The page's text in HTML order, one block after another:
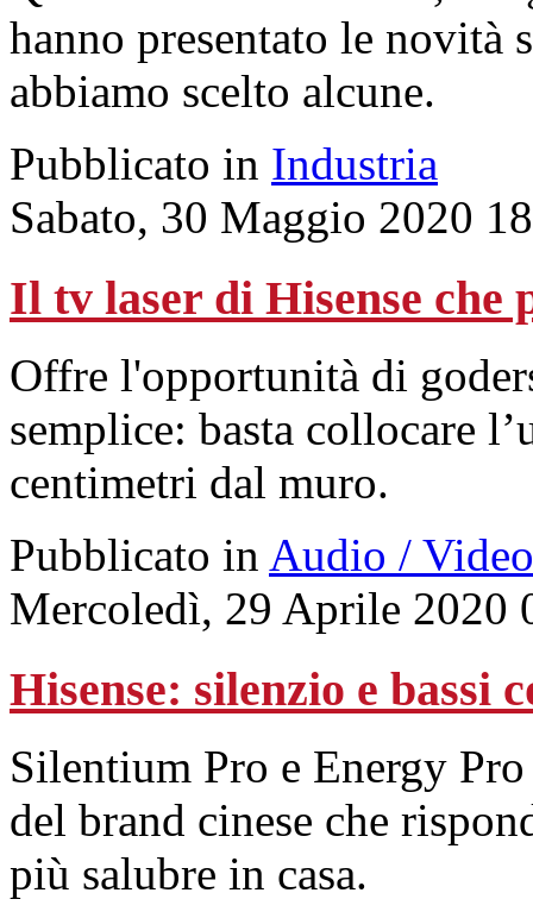
hanno presentato le novità
abbiamo scelto alcune.
Pubblicato in Industria
Sabato, 30 Maggio 2020
Il tv laser di Hisense
Offre l'opportunità di
semplice: basta collocare
centimetri dal muro.
Pubblicato in Audio / Video
Mercoledì, 29 Aprile 2020
Hisense: silenzio e bassi
Silentium Pro e Energy
del brand cinese che
più salubre in casa.